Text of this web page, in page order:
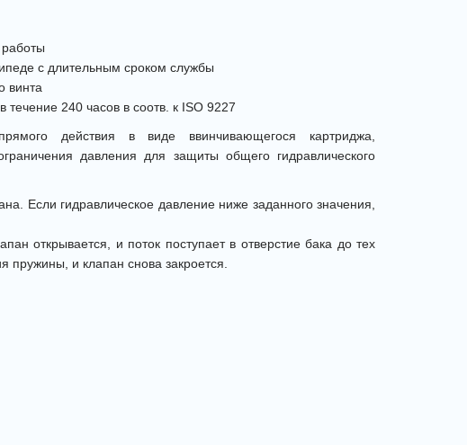
с длительным сроком службы
винта
240 часов в соотв. к ISO 9227
действия в виде ввинчивающегося картриджа,
давления для защиты общего гидравлического
Если гидравлическое давление ниже заданного значения,
открывается, и поток поступает в отверстие бака до тех
пружины, и клапан снова закроется.